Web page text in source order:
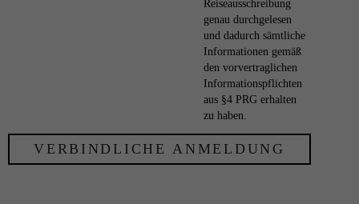
Reiseausschreibung
genau durchgelesen
und dadurch sämtliche
Informationen gemäß
den vorvertraglichen
Informationspflichten
aus §4 PRG erhalten
zu haben.